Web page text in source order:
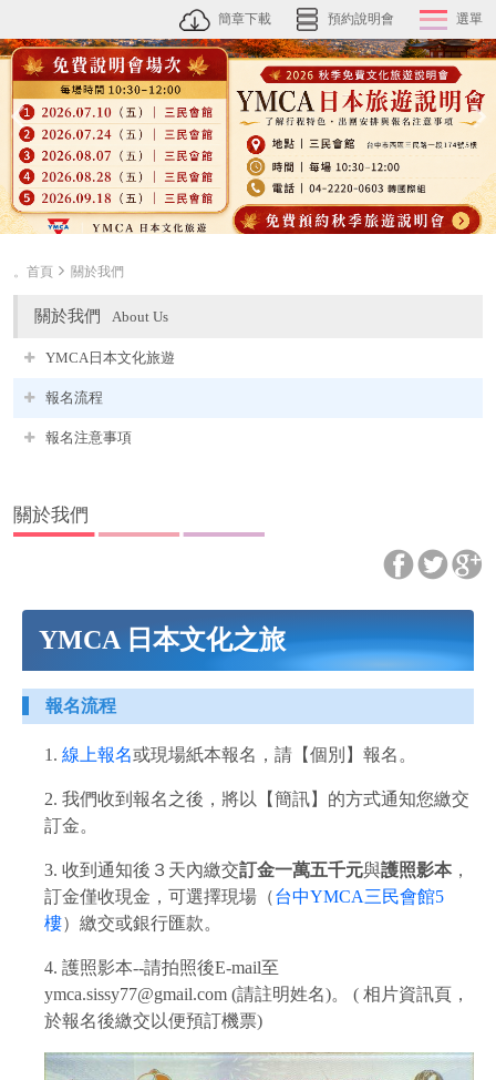
簡章下載 預約說明會 選單
。首頁 關於我們
關於我們 About Us
YMCA日本文化旅遊
報名流程
報名注意事項
關於我們
YMCA 日本文化之旅
報名流程
1. 線上報名或現場紙本報名，請【個別】報名。
2. 我們收到報名之後，將以【簡訊】的方式通知您繳交
訂金。
3. 收到通知後３天內繳交訂金一萬五千元與護照影本，
訂金僅收現金，可選擇現場（台中YMCA三民會館5
樓）繳交或銀行匯款。
4. 護照影本--請拍照後E-mail至
ymca.sissy77@gmail.com (請註明姓名)。 ( 相片資訊頁，
於報名後繳交以便預訂機票)